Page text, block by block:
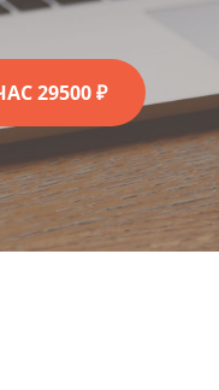
29500 ₽